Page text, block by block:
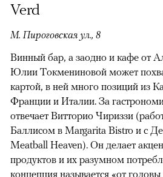
Verd
М. Пироговская ул., 8
Винный бар, а заодно и кафе от
Юлии Токмениновой может
картой, в ней много позиций из
Франции и Италии. За
отвечает Витторио Чириззи
Баллисом в Margarita Bistro и с
Meatball Heaven). Он делает
продуктов и их разумном
концепция называется «от